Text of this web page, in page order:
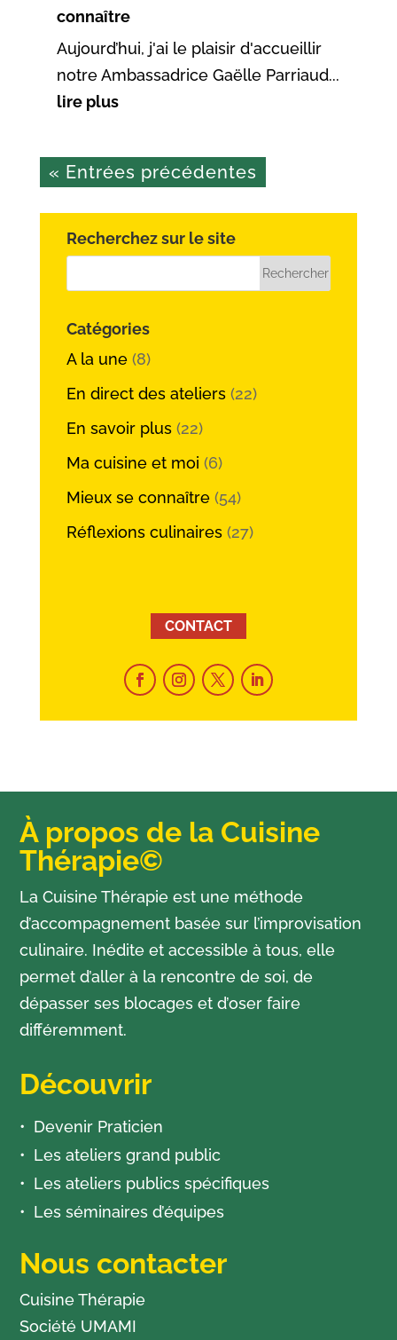
connaître
Aujourd’hui, j'ai le plaisir d'accueillir
notre Ambassadrice Gaëlle Parriaud...
lire plus
« Entrées précédentes
Recherchez sur le site
Catégories
A la une(8)
En direct des ateliers(22)
En savoir plus(22)
Ma cuisine et moi (6)
Mieux se connaître(54)
Réflexions culinaires(27)
CONTACT
À propos de la Cuisine
Thérapie©
La Cuisine Thérapie est une méthode
d’accompagnement basée sur l’improvisation
culinaire. Inédite et accessible à tous, elle
permet d’aller à la rencontre de soi, de
dépasser ses blocages et d’oser faire
différemment.
Découvrir
Devenir Praticien
Les ateliers grand public
Les ateliers publics spécifiques
Les séminaires d’équipes
Nous contacter
Cuisine Thérapie
Société UMAMI